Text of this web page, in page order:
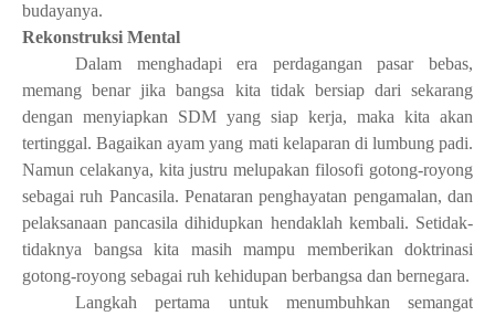
budayanya.
Rekonstruksi Mental
Dalam menghadapi era perdagangan pasar bebas,
memang benar jika bangsa kita tidak bersiap dari sekarang
dengan menyiapkan SDM yang siap kerja, maka kita akan
tertinggal. Bagaikan ayam yang mati kelaparan di lumbung padi.
Namun celakanya, kita justru melupakan filosofi gotong-royong
sebagai ruh Pancasila. Penataran penghayatan pengamalan, dan
pelaksanaan pancasila dihidupkan hendaklah kembali. Setidak-
tidaknya bangsa kita masih mampu memberikan doktrinasi
gotong-royong sebagai ruh kehidupan berbangsa dan bernegara.
Langkah pertama untuk menumbuhkan semangat